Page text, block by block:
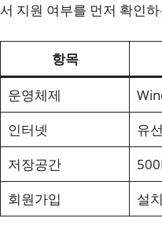
서 지원 여부를 먼저 확인
항목
운영체제
인터넷
유
저장공간
회원가입
설